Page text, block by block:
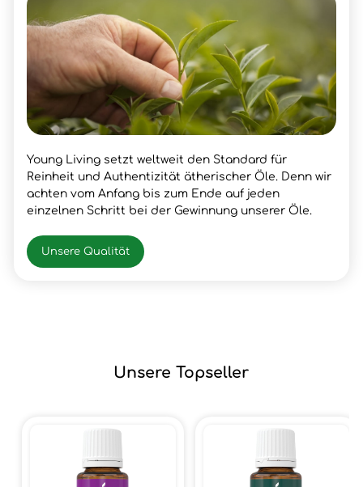
Young Living setzt weltweit den Standard für
Reinheit und Authentizität ätherischer Öle. Denn wir
achten vom Anfang bis zum Ende auf jeden
einzelnen Schritt bei der Gewinnung unserer Öle.
Unsere Qualität
Unsere Topseller